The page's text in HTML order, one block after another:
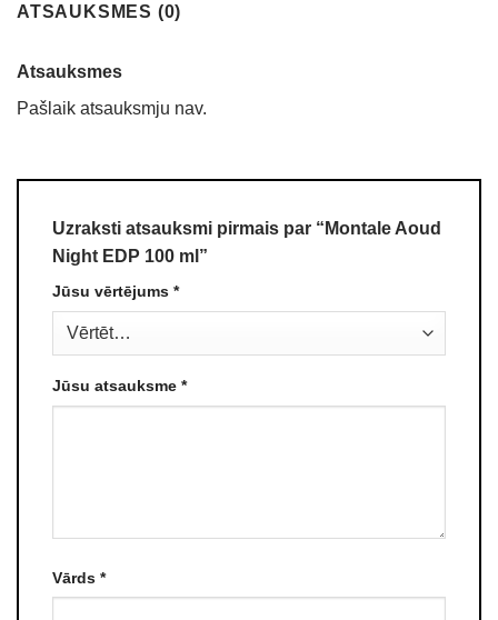
ATSAUKSMES (0)
Atsauksmes
Pašlaik atsauksmju nav.
Uzraksti atsauksmi pirmais par “Montale Aoud
Night EDP 100 ml”
Jūsu vērtējums *
Jūsu atsauksme *
Vārds *